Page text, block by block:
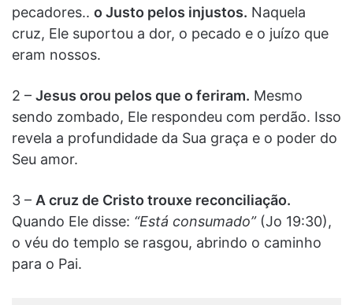
pecadores.. o Justo pelos injustos. Naquela
cruz, Ele suportou a dor, o pecado e o juízo que
eram nossos.
2 – Jesus orou pelos que o feriram. Mesmo
sendo zombado, Ele respondeu com perdão. Isso
revela a profundidade da Sua graça e o poder do
Seu amor.
3 – A cruz de Cristo trouxe reconciliação.
Quando Ele disse: “Está consumado”(Jo 19:30),
o véu do templo se rasgou, abrindo o caminho
para o Pai.